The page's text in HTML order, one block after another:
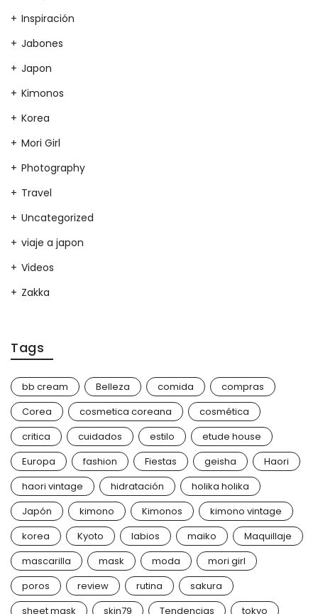
Inspiración
Jabones
Japon
Kimonos
Korea
Mori Girl
Photography
Travel
Uncategorized
viaje a japon
Videos
Zakka
Tags
bb cream Belleza comida
compras
Corea
cosmetica coreana
cosmética
critica
cuidados estilo
etude house
Europa
fashion Fiestas geisha
Haori
haori vintage
hidratación
holika holika
Japón
kimono Kimonos
kimono vintage
korea
Kyoto labios maiko
Maquillaje
mascarilla
mask moda
mori girl
poros
review rutina
sakura
sheet mask
skin79 Tendencias tokyo